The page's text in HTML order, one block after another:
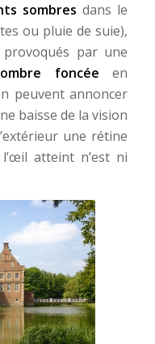
sombres dans le
ou pluie de suie),
par une
ombre foncée en
peuvent annoncer
baisse de la vision
une rétine
atteint n’est ni